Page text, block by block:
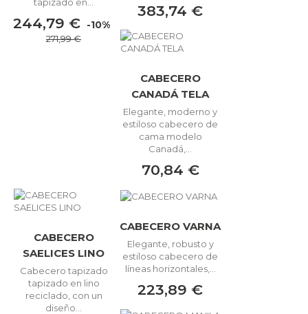
244,79 € -10%
271,99 €
383,74 €
CABECERO
CANADÁ TELA
Elegante, moderno y
estiloso cabecero de
cama modelo
Canadá,...
70,84 €
CABECERO
SAELICES LINO
Cabecero tapizado
tapizado en lino
reciclado, con un
diseño...
CABECERO VARNA
Elegante, robusto y
estiloso cabecero de
líneas horizontales,...
223,89 €